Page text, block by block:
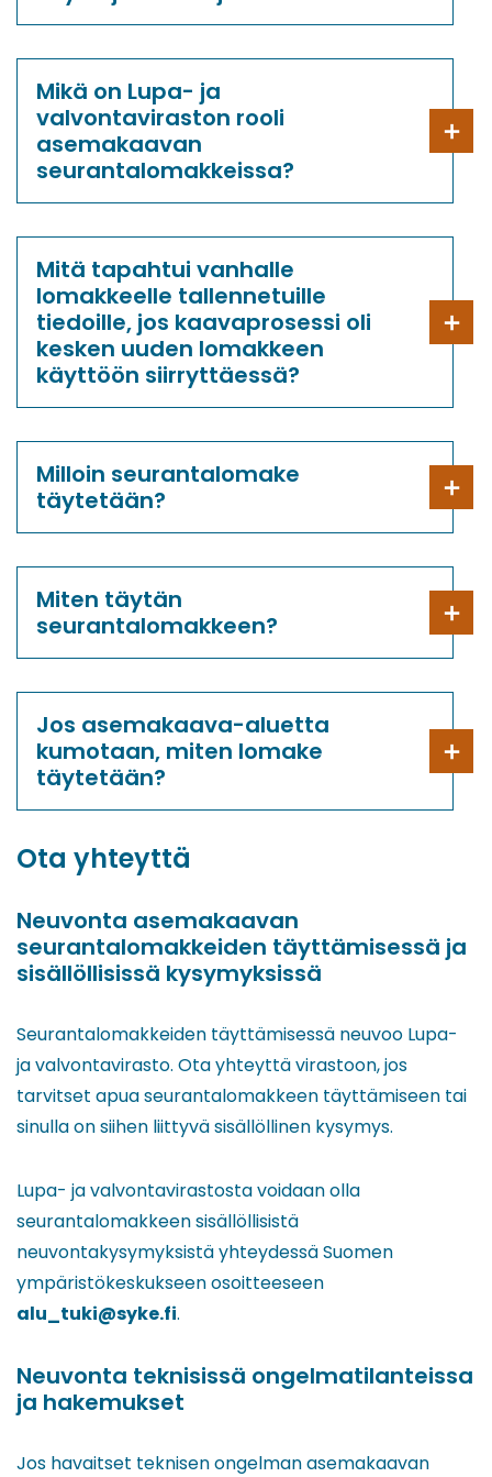
Mikä on Lupa- ja
valvontaviraston rooli
asemakaavan
seurantalomakkeissa?
Mitä tapahtui vanhalle
lomakkeelle tallennetuille
tiedoille, jos kaavaprosessi oli
kesken uuden lomakkeen
käyttöön siirryttäessä?
Milloin seurantalomake
täytetään?
Miten täytän
seurantalomakkeen?
Jos asemakaava-aluetta
kumotaan, miten lomake
täytetään?
Ota yhteyttä
Neuvonta asemakaavan
seurantalomakkeiden täyttämisessä ja
sisällöllisissä kysymyksissä
Seurantalomakkeiden täyttämisessä neuvoo Lupa-
ja valvontavirasto. Ota yhteyttä virastoon, jos
tarvitset apua seurantalomakkeen täyttämiseen tai
sinulla on siihen liittyvä sisällöllinen kysymys.
Lupa- ja valvontavirastosta voidaan olla
seurantalomakkeen sisällöllisistä
neuvontakysymyksistä yhteydessä Suomen
ympäristökeskukseen osoitteeseen
alu_tuki@syke.fi.
Neuvonta teknisissä ongelmatilanteissa
ja hakemukset
Jos havaitset teknisen ongelman asemakaavan